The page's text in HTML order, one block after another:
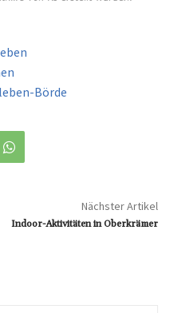
Börde
Nächster Artikel
Indoor-Aktivitäten in Oberkrämer